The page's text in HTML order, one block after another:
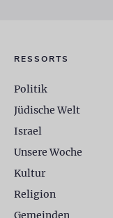
RESSORTS
Politik
Jüdische Welt
Israel
Unsere Woche
Kultur
Religion
Gemeinden